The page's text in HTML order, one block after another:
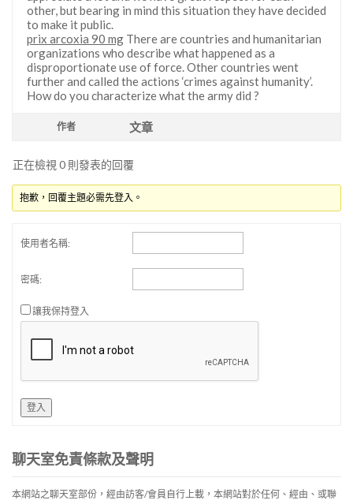
other, but bearing in mind this situation they have decided
to make it public.
prix arcoxia 90 mg There are countries and humanitarian
organizations who describe what happened as a
disproportionate use of force. Other countries went
further and called the actions ‘crimes against humanity’.
How do you characterize what the army did ?
作者 文章
正在檢視 0 則發表的回覆
抱歉，回覆主題必需先登入。
使用者名稱:
密碼:
讓我保持登入
登入
聊天室免責條款及聲明
本網站之聊天室部份，經由訪客/會員自行上載，本網站對於任何、經由、或聯